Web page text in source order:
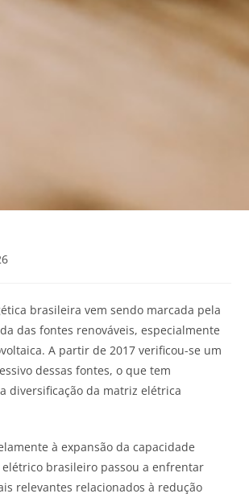
brasileira vem sendo marcada pela
das fontes renováveis, especialmente
A partir de 2017 verificou-se um
dessas fontes, o que tem
diversificação da matriz elétrica
à expansão da capacidade
brasileiro passou a enfrentar
relevantes relacionados à redução